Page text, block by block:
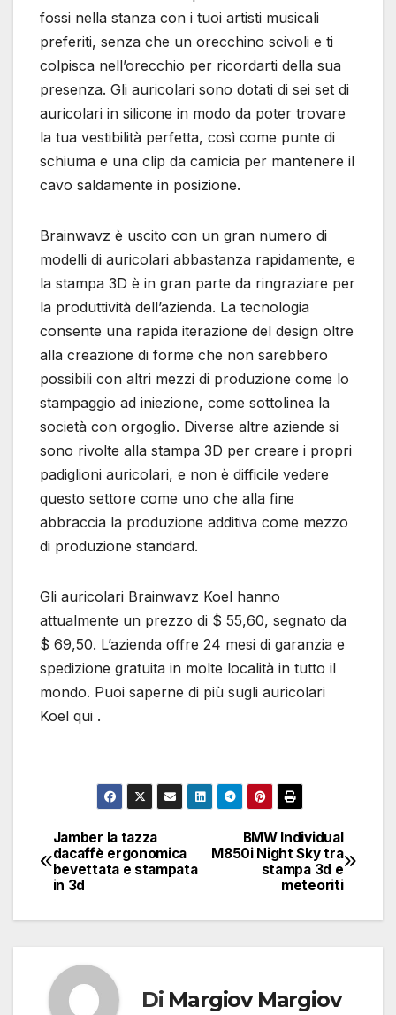
fossi nella stanza con i tuoi artisti musicali
preferiti, senza che un orecchino scivoli e ti
colpisca nell’orecchio per ricordarti della sua
presenza. Gli auricolari sono dotati di sei set di
auricolari in silicone in modo da poter trovare
la tua vestibilità perfetta, così come punte di
schiuma e una clip da camicia per mantenere il
cavo saldamente in posizione.
Brainwavz è uscito con un gran numero di
modelli di auricolari abbastanza rapidamente, e
la stampa 3D è in gran parte da ringraziare per
la produttività dell’azienda. La tecnologia
consente una rapida iterazione del design oltre
alla creazione di forme che non sarebbero
possibili con altri mezzi di produzione come lo
stampaggio ad iniezione, come sottolinea la
società con orgoglio. Diverse altre aziende si
sono rivolte alla stampa 3D per creare i propri
padiglioni auricolari, e non è difficile vedere
questo settore come uno che alla fine
abbraccia la produzione additiva come mezzo
di produzione standard.
Gli auricolari Brainwavz Koel hanno
attualmente un prezzo di $ 55,60, segnato da
$ 69,50. L’azienda offre 24 mesi di garanzia e
spedizione gratuita in molte località in tutto il
mondo. Puoi saperne di più sugli auricolari
Koel qui .
Navigazione
articoli
BMW Individual
M850i Night Sky tra
stampa 3d e
meteoriti
Jamber la tazza
dacaffè ergonomica
bevettata e stampata
in 3d
Di Margiov Margiov